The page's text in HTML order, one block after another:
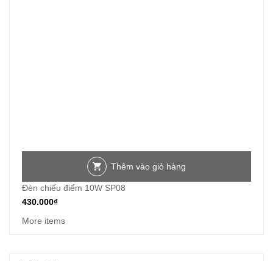
Thêm vào giỏ hàng
Đèn chiếu điểm 10W SP08
430.000₫
More items